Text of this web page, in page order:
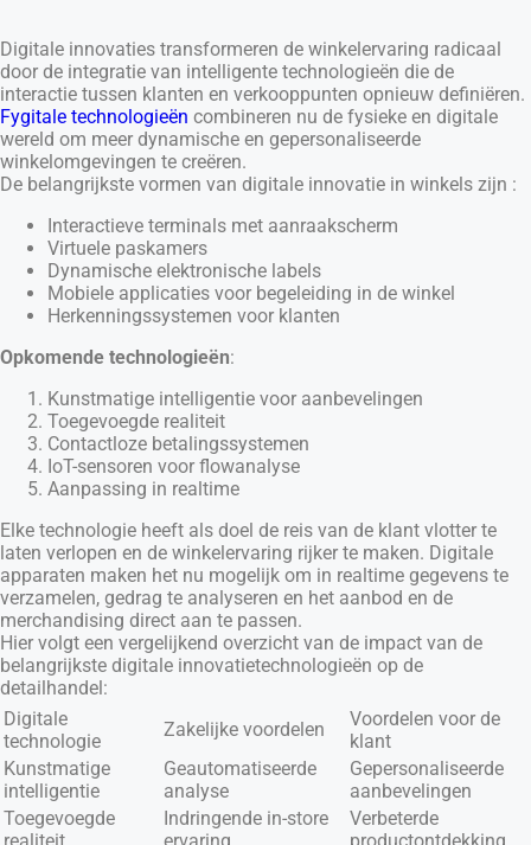
Digitale innovaties transformeren de winkelervaring radicaal
door de integratie van intelligente technologieën die de
interactie tussen klanten en verkooppunten opnieuw definiëren.
Fygitale technologieën combineren nu de fysieke en digitale
wereld om meer dynamische en gepersonaliseerde
winkelomgevingen te creëren.
De belangrijkste vormen van digitale innovatie in winkels zijn :
Interactieve terminals met aanraakscherm
Virtuele paskamers
Dynamische elektronische labels
Mobiele applicaties voor begeleiding in de winkel
Herkenningssystemen voor klanten
Opkomende technologieën:
Kunstmatige intelligentie voor aanbevelingen
Toegevoegde realiteit
Contactloze betalingssystemen
IoT-sensoren voor flowanalyse
Aanpassing in realtime
Elke technologie heeft als doel de reis van de klant vlotter te
laten verlopen en de winkelervaring rijker te maken. Digitale
apparaten maken het nu mogelijk om in realtime gegevens te
verzamelen, gedrag te analyseren en het aanbod en de
merchandising direct aan te passen.
Hier volgt een vergelijkend overzicht van de impact van de
belangrijkste digitale innovatietechnologieën op de
detailhandel:
Digitale
technologie
Zakelijke voordelen
Voordelen voor de
klant
Kunstmatige
intelligentie
Geautomatiseerde
analyse
Gepersonaliseerde
aanbevelingen
Toegevoegde
realiteit
Indringende in-store
ervaring
Verbeterde
productontdekking